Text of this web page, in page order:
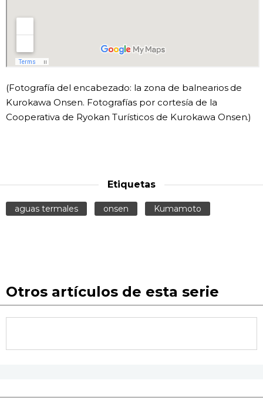
(Fotografía del encabezado: la zona de balnearios de
Kurokawa Onsen. Fotografías por cortesía de la
Cooperativa de Ryokan Turísticos de Kurokawa Onsen.)
Etiquetas
aguas termales onsen Kumamoto
Otros artículos de esta serie